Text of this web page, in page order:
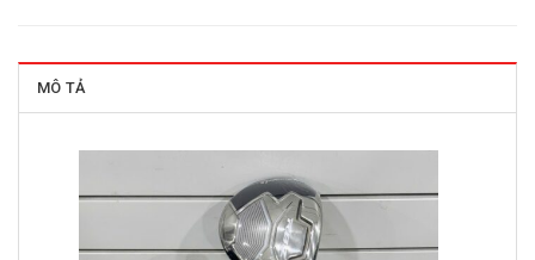
MÔ TẢ